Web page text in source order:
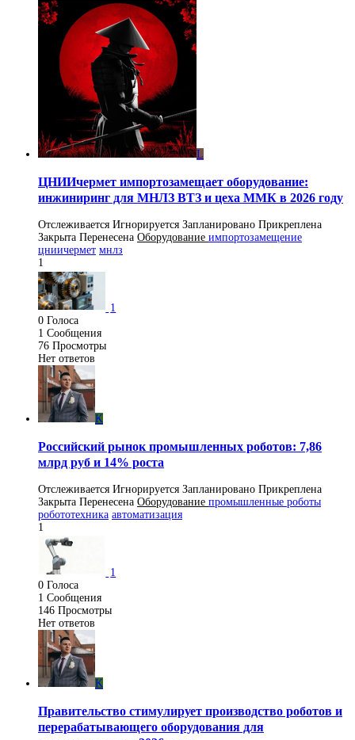
L
ЦНИИчермет импортозамещает оборудование:
инжиниринг для МНЛЗ ВТЗ и цеха ММК в 2026 году
Отслеживается Игнорируется Запланировано Прикреплена
Закрыта Перенесена Оборудование импортозамещение
цниичермет мнлз
1
1
0 Голоса
1 Сообщения
76 Просмотры
Нет ответов
K
Российский рынок промышленных роботов: 7,86
млрд руб и 14% роста
Отслеживается Игнорируется Запланировано Прикреплена
Закрыта Перенесена Оборудование промышленные роботы
робототехника автоматизация
1
1
0 Голоса
1 Сообщения
146 Просмотры
Нет ответов
K
Правительство стимулирует производство роботов и
перерабатывающего оборудования для